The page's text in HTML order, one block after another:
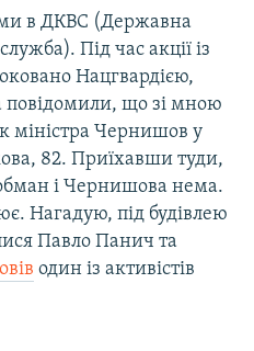
в ДКВС (Державна
Під час акції із
Нацгвардією,
що зі мною
міністра Чернишов у
82. Приїхавши туди,
і Чернишова нема.
Нагадую, під будівлею
Павло Панич та
один із активістів